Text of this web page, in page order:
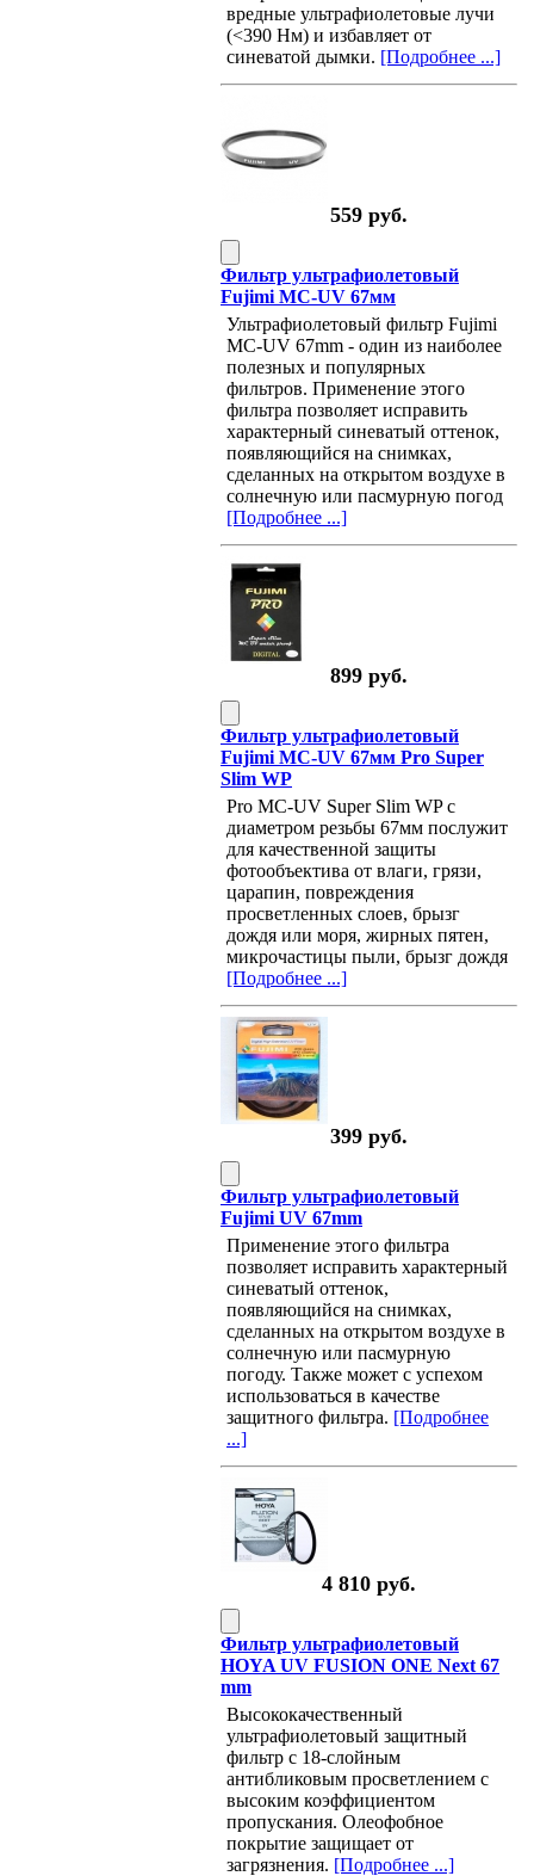
вредные ультрафиолетовые лучи
(<390 Нм) и избавляет от
синеватой дымки. [Подробнее ...]
559 руб.
Фильтр ультрафиолетовый
Fujimi MC-UV 67мм
Ультрафиолетовый фильтр Fujimi
MC-UV 67mm - один из наиболее
полезных и популярных
фильтров. Применение этого
фильтра позволяет исправить
характерный синеватый оттенок,
появляющийся на снимках,
сделанных на открытом воздухе в
солнечную или пасмурную погод
[Подробнее ...]
899 руб.
Фильтр ультрафиолетовый
Fujimi MC-UV 67мм Pro Super
Slim WP
Pro MC-UV Super Slim WP с
диаметром резьбы 67мм послужит
для качественной защиты
фотообъектива от влаги, грязи,
царапин, повреждения
просветленных слоев, брызг
дождя или моря, жирных пятен,
микрочастицы пыли, брызг дождя
[Подробнее ...]
399 руб.
Фильтр ультрафиолетовый
Fujimi UV 67mm
Применение этого фильтра
позволяет исправить характерный
синеватый оттенок,
появляющийся на снимках,
сделанных на открытом воздухе в
солнечную или пасмурную
погоду. Также может с успехом
использоваться в качестве
защитного фильтра. [Подробнее
...]
4 810 руб.
Фильтр ультрафиолетовый
HOYA UV FUSION ONE Next 67
mm
Высококачественный
ультрафиолетовый защитный
фильтр с 18-слойным
антибликовым просветлением с
высоким коэффициентом
пропускания. Олеофобное
покрытие защищает от
загрязнения. [Подробнее ...]